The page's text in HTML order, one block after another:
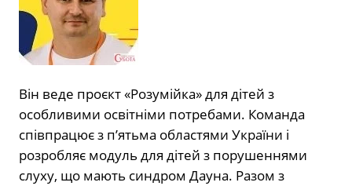
Він веде проєкт «Розумійка» для дітей з
особливими освітніми потребами. Команда
співпрацює з п’ятьма областями України і
розробляє модуль для дітей з порушеннями
слуху, що мають синдром Дауна. Разом з